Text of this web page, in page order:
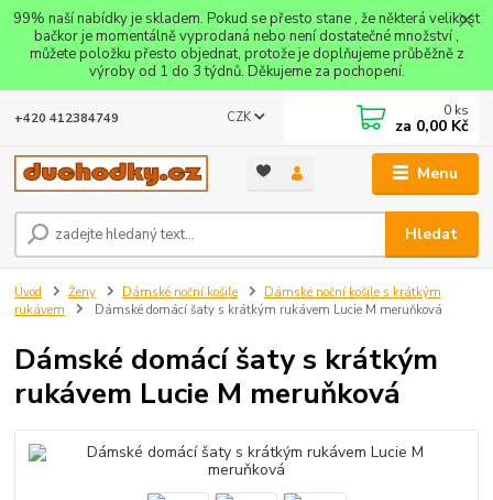
99% naší nabídky je skladem. Pokud se přesto stane , že některá velikost
bačkor je momentálně vyprodaná nebo není dostatečné množství ,
můžete položku přesto objednat, protože je doplňujeme průběžně z
výroby od 1 do 3 týdnů. Děkujeme za pochopení.
Menu
CZK
Hledat
+420 412384749 0 ks
za 0,00 Kč
Úvod Ženy Dámské noční košile
Dámské noční košile s krátkým
rukávem
Dámské domácí šaty s krátkým rukávem Lucie M meruňková
Dámské domácí šaty s krátkým
rukávem Lucie M meruňková